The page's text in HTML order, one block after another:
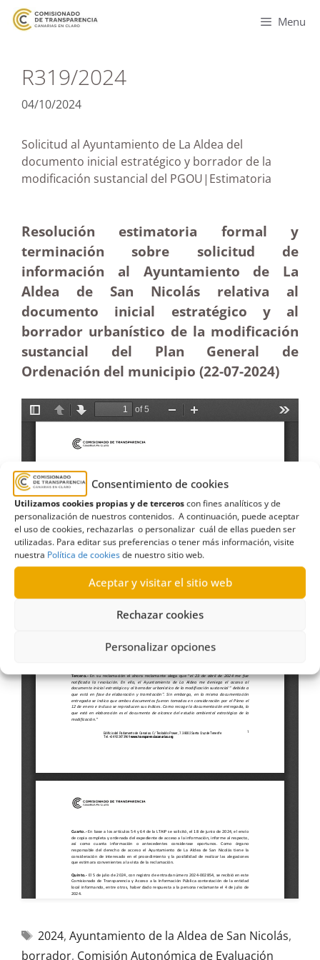
Consentimiento de cookies
Utilizamos cookies propias y de terceroscon fines analíticos y de
personalización de nuestros contenidos. A continuación, puede aceptar
el uso de cookies, rechazarlas o personalizar cuál de ellas pueden ser
utilizadas. Para editar sus preferencias o tener más información, visite
nuestra Política de cookiesde nuestro sitio web.
Aceptar y visitar el sitio web
Rechazar cookies
Personalizar opciones
Menu
R319/2024
04/10/2024
Solicitud al Ayuntamiento de La Aldea del
documento inicial estratégico y borrador de la
modificación sustancial del PGOU|Estimatoria
Resolución estimatoria formal y
terminación sobre solicitud de
información al Ayuntamiento de La
Aldea de San Nicolás relativa al
documento inicial estratégico y al
borrador urbanístico de la modificación
sustancial del Plan General de
Ordenación del municipio (22-07-2024)
2024, Ayuntamiento de la Aldea de San Nicolás,
borrador, Comisión Autonómica de Evaluación